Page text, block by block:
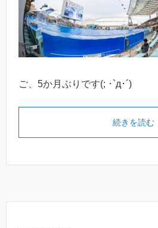
ご、5か月ぶりです(; ･`д･´)
続きを読む